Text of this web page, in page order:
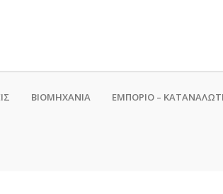
ΒΙΟΜΗΧΑΝΙΑ ΕΜΠΟΡΙΟ –